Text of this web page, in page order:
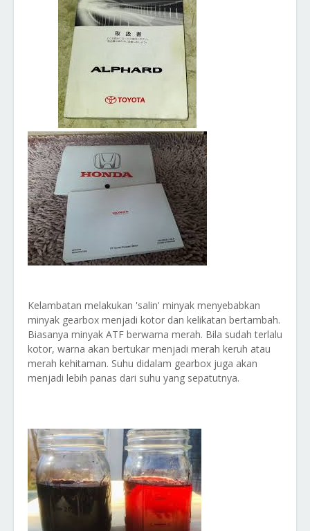
Kelambatan melakukan 'salin' minyak menyebabkan
minyak gearbox menjadi kotor dan kelikatan bertambah.
Biasanya minyak ATF berwarna merah. Bila sudah terlalu
kotor, warna akan bertukar menjadi merah keruh atau
merah kehitaman. Suhu didalam gearbox juga akan
menjadi lebih panas dari suhu yang sepatutnya.